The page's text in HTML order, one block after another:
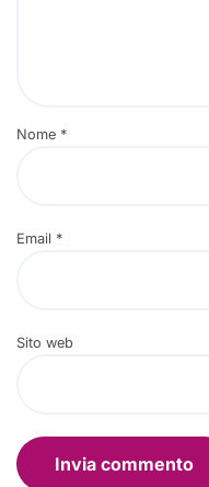
Nome *
Email *
Sito web